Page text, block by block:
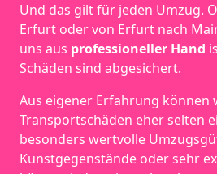
Und das gilt für jeden Umzug.
Erfurt oder von Erfurt nach
uns aus professioneller Hand
Schäden sind abgesichert.
Aus eigener Erfahrung können
Transportschäden eher selten
besonders wertvolle
Kunstgegenstände oder sehr